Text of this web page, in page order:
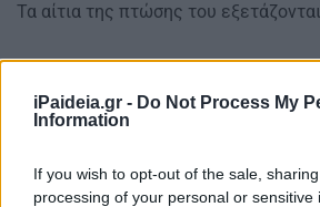
iPaideia.gr - Do Not Process My
Information
If you wish to opt-out of the sale,
processing of your personal or sensitive
Τα αίτια της πτώσης του